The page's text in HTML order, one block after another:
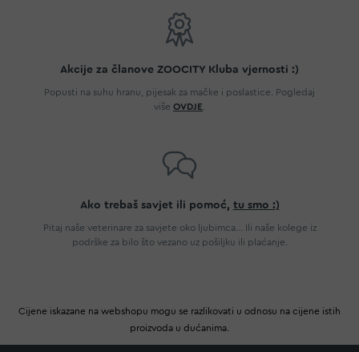
Akcije za članove ZOOCITY Kluba vjernosti :)
Popusti na suhu hranu, pijesak za mačke i poslastice. Pogledaj
više OVDJE
Ako trebaš savjet ili pomoć, tu smo :)
Pitaj naše veterinare za savjete oko ljubimca... Ili naše kolege iz
podrške za bilo što vezano uz pošiljku ili plaćanje.
Cijene iskazane na webshopu mogu se razlikovati u odnosu na cijene istih
proizvoda u dućanima.